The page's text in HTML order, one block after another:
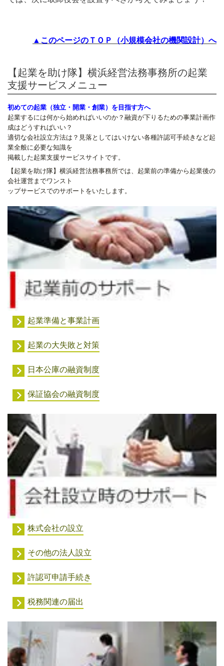
▲このページのＴＯＰ（小規模会社の機関設計）へ
【起業を助け隊】横浜経営法務事務所の起業
支援サービスメニュー
初めての起業（独立・開業・創業）を目指す方へ
起業するには何から始めればいいのか？融資が下りるための事業計画作
成はどうすればいい？
適切な会社設立方法は？見落としてはいけない各種許認可手続きなど起
業全般に必要な知識を
掲載した起業支援サービスサイトです。
【起業を助け隊】横浜経営法務事務所では、起業前の準備から起業後の
会社運営までワンスト
ップサービスでのサポートをいたします。
起業準備と事業計画
起業の大失敗と対策
日本公庫の融資制度
保証協会の融資制度
株式会社の設立
その他の法人設立
許認可申請手続き
税務関連の届出